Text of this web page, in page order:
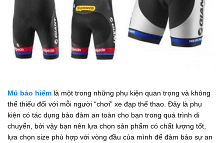
Mũ bảo hiểm là một trong những phụ kiện quan trọng và không
thể thiếu đối với mỗi người “chơi” xe đạp thể thao. Đây là phụ
kiện có tác dụng bảo đảm an toàn cho bạn trong quá trình di
chuyển, bởi vậy bạn nên lựa chọn sản phẩm có chất lượng tốt,
lựa chọn size phù hợp với vòng đầu của mình để đảm bảo sự an